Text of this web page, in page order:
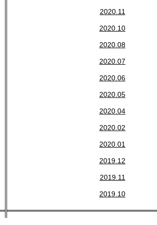
2020.11
2020.10
2020.08
2020.07
2020.06
2020.05
2020.04
2020.02
2020.01
2019.12
2019.11
2019.10